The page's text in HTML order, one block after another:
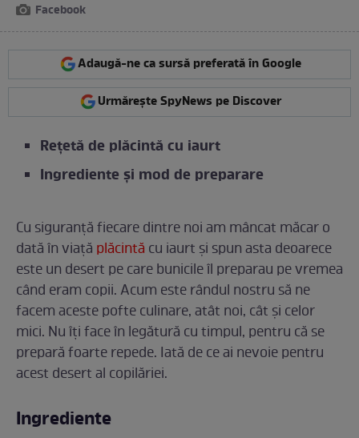
Facebook
Adaugă-ne ca sursă preferată în Google
Urmărește SpyNews pe Discover
Rețetă de plăcintă cu iaurt
Ingrediente și mod de preparare
Cu siguranță fiecare dintre noi am mâncat măcar o
dată în viață plăcintă cu iaurt și spun asta deoarece
este un desert pe care bunicile îl preparau pe vremea
când eram copii. Acum este rândul nostru să ne
facem aceste pofte culinare, atât noi, cât și celor
mici. Nu îți face în legătură cu timpul, pentru că se
prepară foarte repede. Iată de ce ai nevoie pentru
acest desert al copilăriei.
Ingrediente